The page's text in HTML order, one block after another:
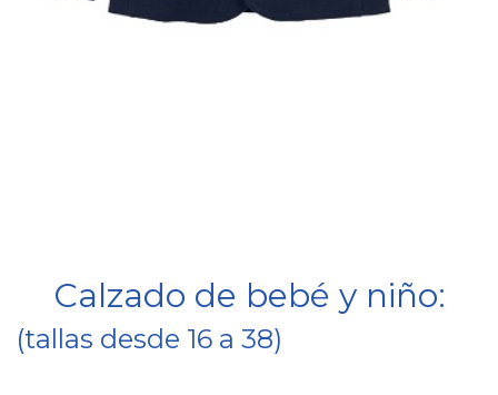
Calzado de bebé y niño:
(tallas desde 16 a 38)